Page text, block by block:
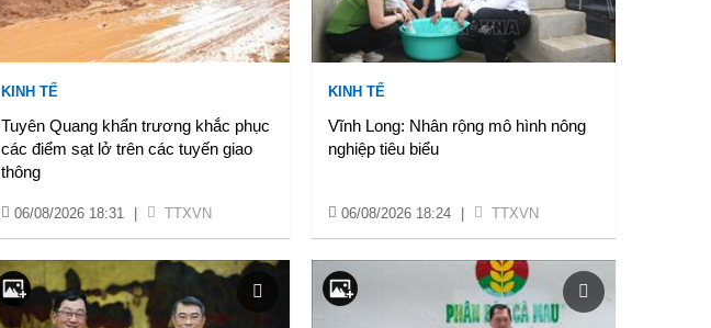
KINH TẾ
Tuyên Quang khẩn trương khắc phục
các điểm sạt lở trên các tuyến giao
thông
06/08/2026 18:31 TTXVN
KINH TẾ
Vĩnh Long: Nhân rộng mô hình nông
nghiệp tiêu biểu
06/08/2026 18:24 TTXVN